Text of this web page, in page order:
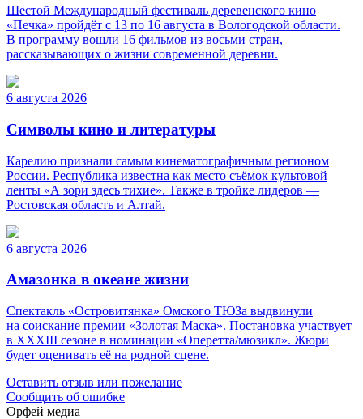
Шестой Международный фестиваль деревенского кино
«Печка» пройдёт с 13 по 16 августа в Вологодской области.
В программу вошли 16 фильмов из восьми стран,
рассказывающих о жизни современной деревни.
6 августа 2026
Символы кино и литературы
Карелию признали самым кинематографичным регионом
России. Республика известна как место съёмок культовой
ленты «А зори здесь тихие». Также в тройке лидеров —
Ростовская область и Алтай.
6 августа 2026
Амазонка в океане жизни
Спектакль «Островитянка» Омского ТЮЗа выдвинули
на соискание премии «Золотая Маска». Постановка участвует
в XXXIII сезоне в номинации «Оперетта/мюзикл». Жюри
будет оценивать её на родной сцене.
Оставить отзыв или пожелание
Сообщить об ошибке
Орфей медиа